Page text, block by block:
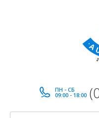
ПН - СБ
09:00 - 18:00